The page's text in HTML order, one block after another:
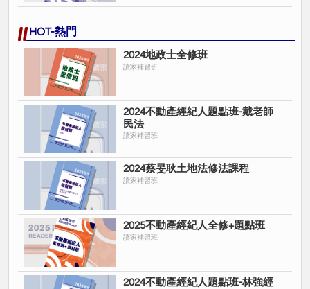
HOT-熱門
2024地政士全修班
讀家補習班
2024不動產經紀人題點班-戴老師
民法
讀家補習班
2024蔡旻耿土地法修法課程
讀家補習班
2025不動產經紀人全修+題點班
讀家補習班
2024不動產經紀人題點班-林強經